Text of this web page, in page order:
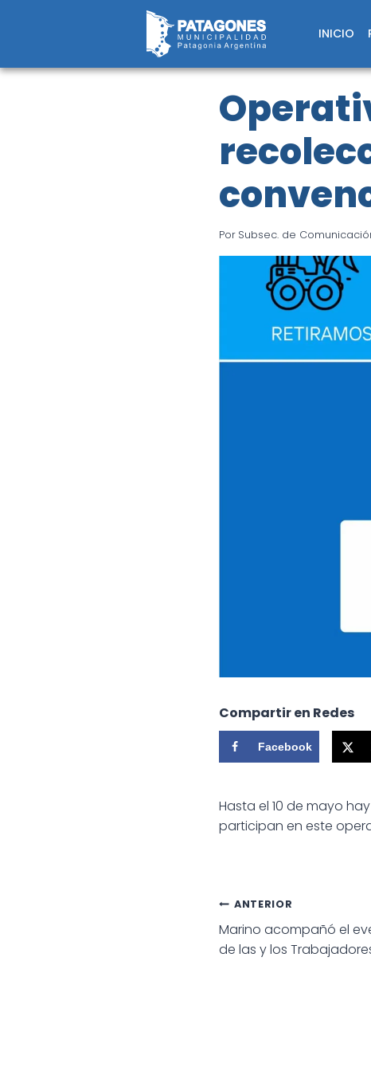
INICIO
Por Subsec. de
Compartir en Redes
Facebook
Hasta el 10 de mayo
participan en este
de
ANTERIOR
Marino acompañó el
de las y los